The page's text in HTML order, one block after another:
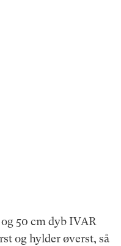
50 cm dyb IVAR
og hylder øverst, så